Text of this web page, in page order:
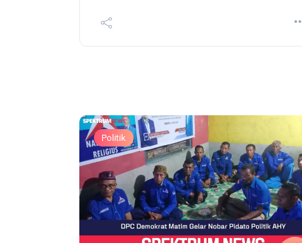
Politik